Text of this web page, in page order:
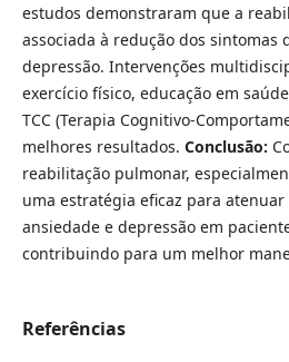
estudos demonstraram que a
associada à redução dos sintomas
depressão. Intervenções
exercício físico, educação em
TCC (Terapia Cognitivo-
melhores resultados. Conclusão:
reabilitação pulmonar,
uma estratégia eficaz para
ansiedade e depressão em
contribuindo para um melhor
Referências